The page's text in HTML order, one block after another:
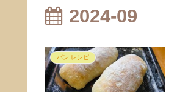
2024-09
パン レシピ